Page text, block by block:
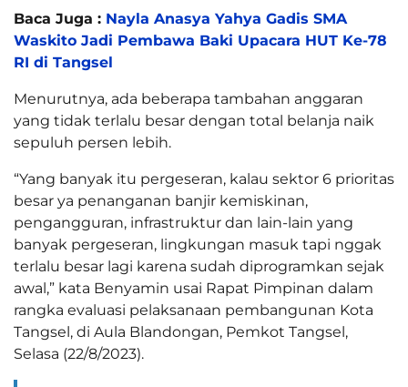
Baca Juga : Nayla Anasya Yahya Gadis SMA
Waskito Jadi Pembawa Baki Upacara HUT Ke-78
RI di Tangsel
Menurutnya, ada beberapa tambahan anggaran
yang tidak terlalu besar dengan total belanja naik
sepuluh persen lebih.
“Yang banyak itu pergeseran, kalau sektor 6 prioritas
besar ya penanganan banjir kemiskinan,
pengangguran, infrastruktur dan lain-lain yang
banyak pergeseran, lingkungan masuk tapi nggak
terlalu besar lagi karena sudah diprogramkan sejak
awal,” kata Benyamin usai Rapat Pimpinan dalam
rangka evaluasi pelaksanaan pembangunan Kota
Tangsel, di Aula Blandongan, Pemkot Tangsel,
Selasa (22/8/2023).